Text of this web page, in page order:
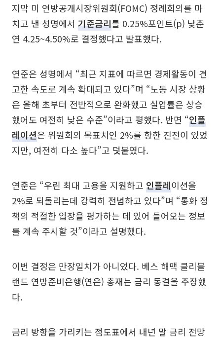
지막 미 연방공개시장위원회(FOMC) 정례회의를 마
치고 낸 성명에서 기준금리를 0.25%포인트(p) 낮춘
연 4.25~4.50%로 결정했다고 발표했다.
연준은 성명에서 “최근 지표에 따르면 경제활동이 견
고한 속도로 계속 확대되고 있다”며 “노동 시장 상황
은 올해 초부터 전반적으로 완화했고 실업률은 상승
했어도 여전히 낮은 수준”이라고 평했다. 반면 “인플
레이션은 위원회의 목표치인 2%를 향한 진전이 있었
지만, 여전히 다소 높다”고 덧붙였다.
연준은 “우린 최대 고용을 지원하고 인플레이션을
2%로 되돌리는데 강력히 전념하고 있다”며 “통화 정
책의 적절한 입장을 평가하는 데 있어 들어오는 정보
를 계속 주시할 것”이라고 설명했다.
이번 결정은 만장일치가 아니었다. 베스 해맥 클리블
랜드 연방준비은행(연은) 총재는 금리 동결을 주장했
다.
금리 방향을 가리키는 점도표에서 내년 말 금리 전망